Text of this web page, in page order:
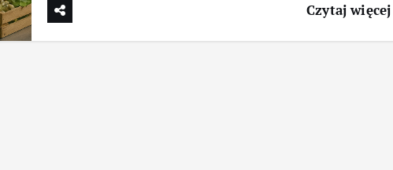
Czytaj więcej